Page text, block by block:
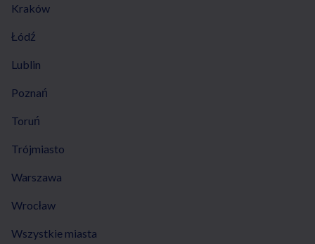
Kraków
Łódź
Lublin
Poznań
Toruń
Trójmiasto
Warszawa
Wrocław
Wszystkie miasta